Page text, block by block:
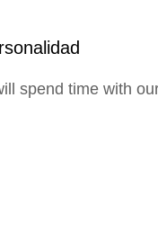
spend time with